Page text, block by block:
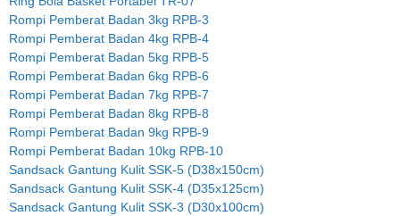
Rompi Pemberat Badan 3kg RPB-3
Rompi Pemberat Badan 4kg RPB-4
Rompi Pemberat Badan 5kg RPB-5
Rompi Pemberat Badan 6kg RPB-6
Rompi Pemberat Badan 7kg RPB-7
Rompi Pemberat Badan 8kg RPB-8
Rompi Pemberat Badan 9kg RPB-9
Rompi Pemberat Badan 10kg RPB-10
Sandsack Gantung Kulit SSK-5 (D38x150cm)
Sandsack Gantung Kulit SSK-4 (D35x125cm)
Sandsack Gantung Kulit SSK-3 (D30x100cm)